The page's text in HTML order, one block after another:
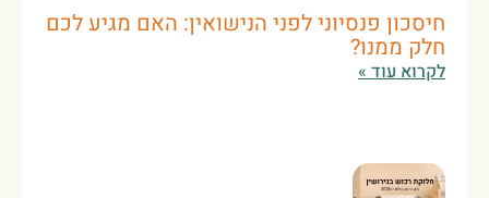
חיסכון פנסיוני לפני הנישואין: האם מגיע לכם
חלק ממנו?
לקרוא עוד »